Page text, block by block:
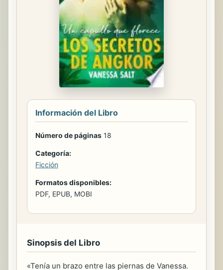
Información del Libro
Número de páginas 18
Categoría:
Ficción
Formatos disponibles:
PDF, EPUB, MOBI
Sinopsis del Libro
«Tenía un brazo entre las piernas de Vanessa.